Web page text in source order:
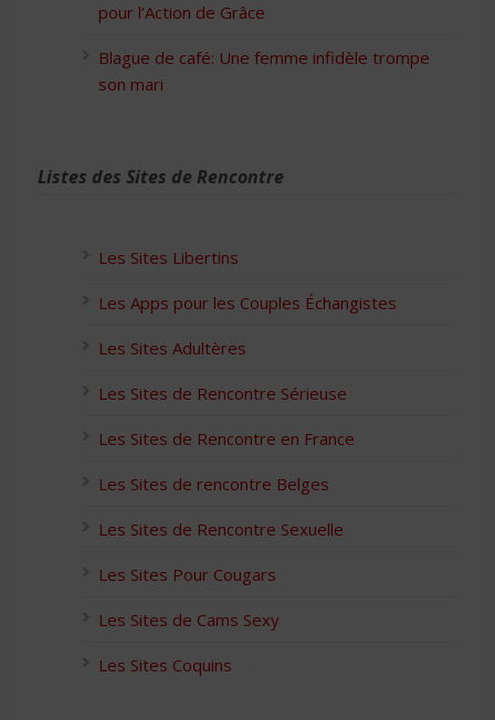
pour l’Action de Grâce
Blague de café: Une femme infidèle trompe
son mari
Listes des Sites de Rencontre
Les Sites Libertins
Les Apps pour les Couples Échangistes
Les Sites Adultères
Les Sites de Rencontre Sérieuse
Les Sites de Rencontre en France
Les Sites de rencontre Belges
Les Sites de Rencontre Sexuelle
Les Sites Pour Cougars
Les Sites de Cams Sexy
Les Sites Coquins